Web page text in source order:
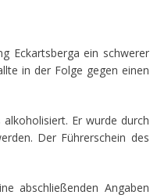
Eckartsberga ein schwerer
in der Folge gegen einen
Er wurde durch
Der Führerschein des
abschließenden Angaben